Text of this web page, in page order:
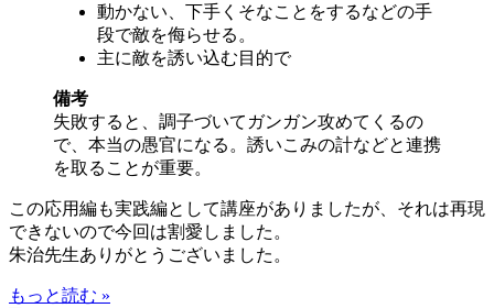
動かない、下手くそなことをするなどの手
段で敵を侮らせる。
主に敵を誘い込む目的で
備考
失敗すると、調子づいてガンガン攻めてくるの
で、本当の愚官になる。誘いこみの計などと連携
を取ることが重要。
この応用編も実践編として講座がありましたが、それは再現
できないので今回は割愛しました。
朱治先生ありがとうございました。
もっと読む »